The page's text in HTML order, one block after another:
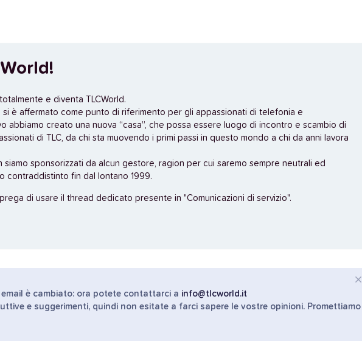
e diventa TLCWorld.
è affermato come punto di riferimento per gli appassionati di telefonia e
abbiamo creato una nuova “casa”, che possa essere luogo di incontro e scambio di
di TLC, da chi sta muovendo i primi passi in questo mondo a chi da anni lavora
siamo sponsorizzati da alcun gestore, ragion per cui saremo sempre neutrali ed
contraddistinto fin dal lontano 1999.
di usare il thread dedicato presente in "Comunicazioni di servizio".
è cambiato: ora potete contattarci a info@tlcworld.it
e suggerimenti, quindi non esitate a farci sapere le vostre opinioni. Promettiamo